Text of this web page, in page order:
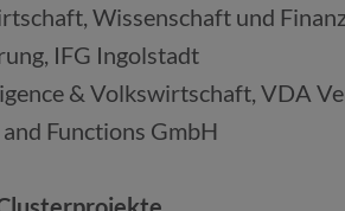
Wissenschaft und
IFG Ingolstadt
& Volkswirtschaft, VDA
Functions GmbH